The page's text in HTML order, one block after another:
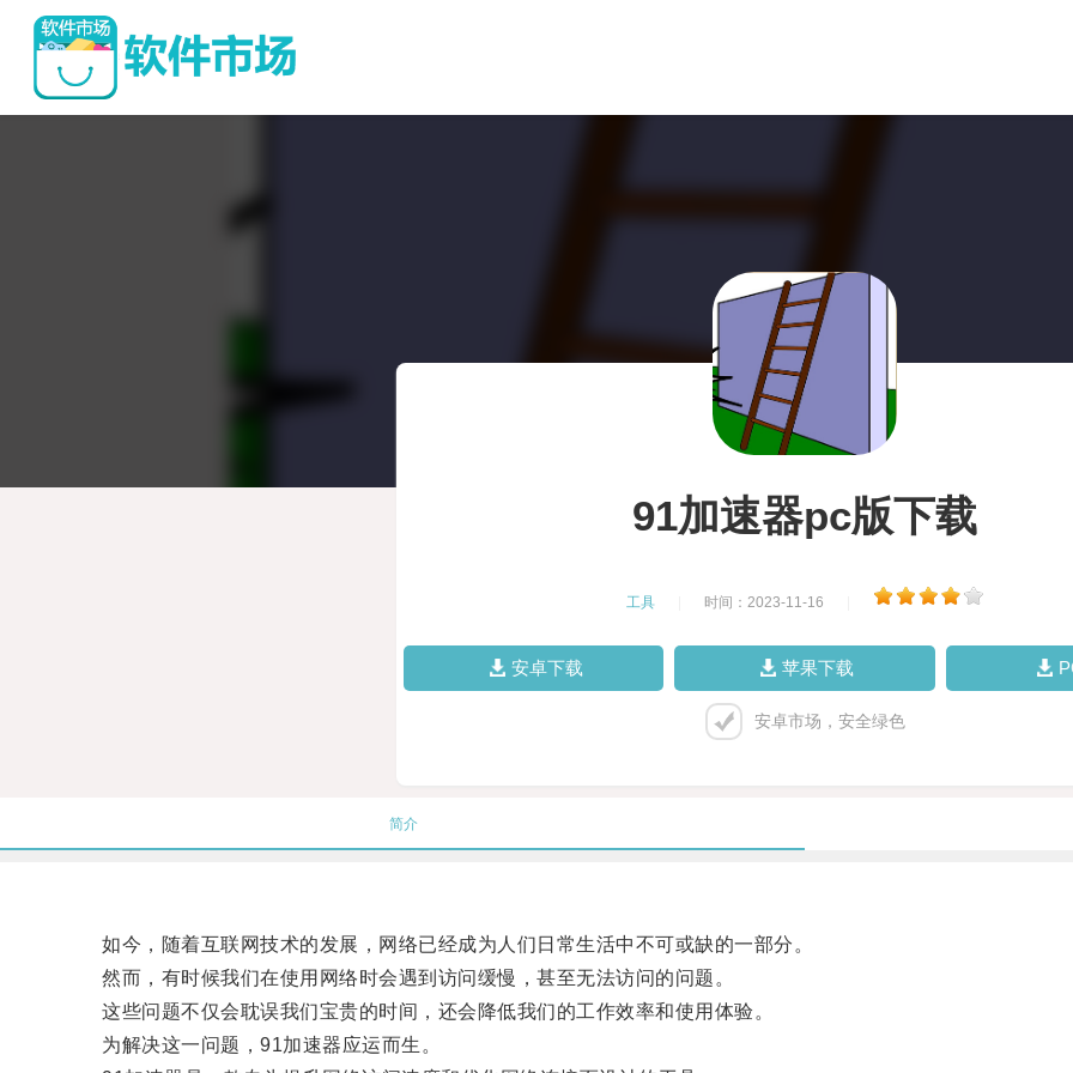
91加速器pc版下载
工具 时间：2023-11-16
安卓下载 苹果下载
安卓市场，安全绿色
简介
如今，随着互联网技术的发展，网络已经成为人们日常生活中不可或缺的一部分。
然而，有时候我们在使用网络时会遇到访问缓慢，甚至无法访问的问题。
这些问题不仅会耽误我们宝贵的时间，还会降低我们的工作效率和使用体验。
为解决这一问题，91加速器应运而生。